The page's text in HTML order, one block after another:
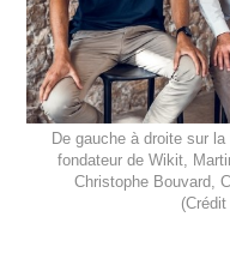
De gauche à droite sur
fondateur de Wikit,
Christophe Bouvard,